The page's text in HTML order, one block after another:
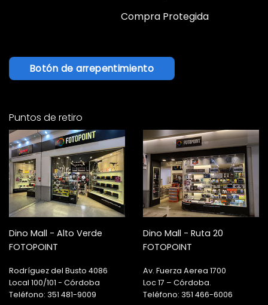
Compra Protegida
Botón de arrepentimiento
Puntos de retiro
Dino Mall - Alto Verde
FOTOPOINT
Rodríguez del Busto 4086
Local 100/101 - Córdoba
Teléfono: 351 481-9009
Dino Mall - Ruta 20
FOTOPOINT
Av. Fuerza Aerea 1700
Loc 17 – Córdoba.
Teléfono: 351 466-6006